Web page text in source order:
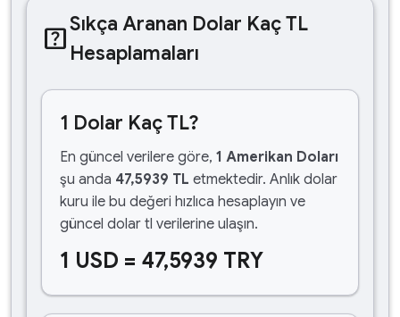
help_centerSıkça Aranan Dolar Kaç TL
Hesaplamaları
1 Dolar Kaç TL?
En güncel verilere göre, 1 Amerikan Doları
şu anda 47,5939 TL etmektedir. Anlık dolar
kuru ile bu değeri hızlıca hesaplayın ve
güncel dolar tl verilerine ulaşın.
1 USD = 47,5939 TRY